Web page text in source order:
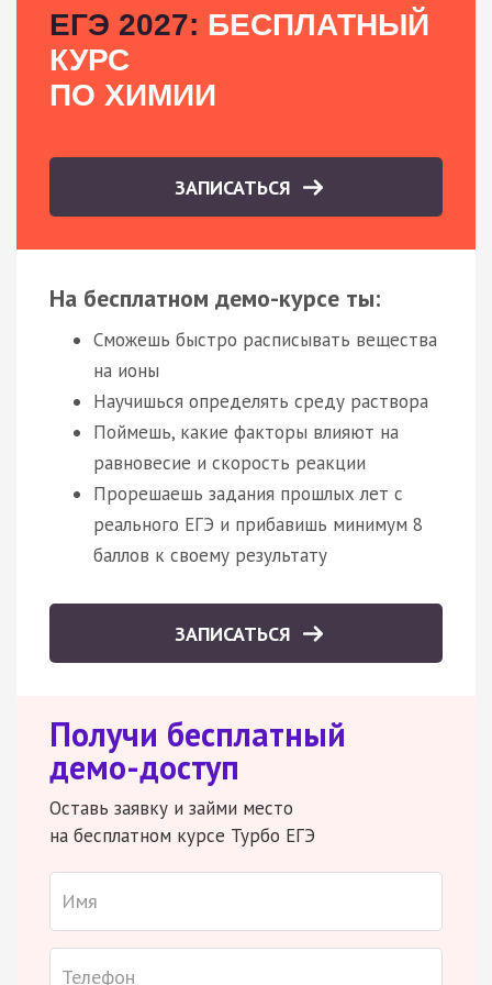
ЕГЭ 2027: БЕСПЛАТНЫЙ
КУРС
ПО ХИМИИ
ЗАПИСАТЬСЯ
На бесплатном демо-курсе ты:
Сможешь быстро расписывать вещества
на ионы
Научишься определять среду раствора
Поймешь, какие факторы влияют на
равновесие и скорость реакции
Прорешаешь задания прошлых лет с
реального ЕГЭ и прибавишь минимум 8
баллов к своему результату
ЗАПИСАТЬСЯ
Получи бесплатный
демо-доступ
Оставь заявку и займи место
на бесплатном курсе Турбо ЕГЭ